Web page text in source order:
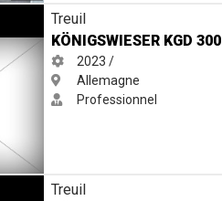
Treuil
KÖNIGSWIESER KGD
2023 /
Allemagne
Professionnel
2000
Treuil